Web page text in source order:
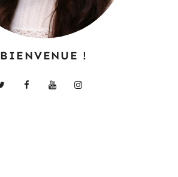
BIENVENUE !